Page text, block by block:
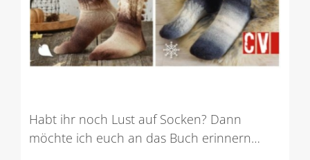
Habt ihr noch Lust auf Socken? Dann
möchte ich euch an das Buch erinnern…